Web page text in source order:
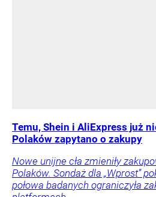
Temu, Shein i AliExpress już
Polaków zapytano o zakupy
Nowe unijne cła zmieniły
Polaków. Sondaż dla „Wprost”
połowa badanych ograniczyła